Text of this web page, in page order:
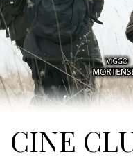
CINE